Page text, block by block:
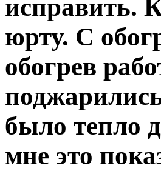
исправить.
юрту. С
обогрев
было тепло
мне это